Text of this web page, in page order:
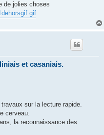
de jolies choses
et casaniais.
sur la lecture rapide.
cerveau.
la reconnaissance des